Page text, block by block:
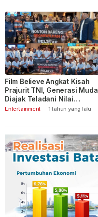
Entertainment - 1 tahun yang lalu
Film Believe Angkat Kisah
Prajurit TNI, Generasi Muda
Diajak Teladani Nilai
Keberanian